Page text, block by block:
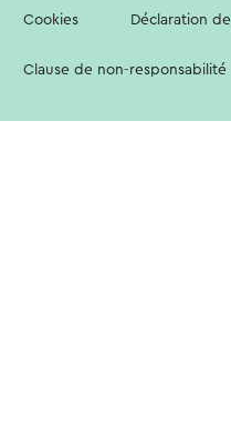
Cookies Déclaration
Clause de non-responsabilité